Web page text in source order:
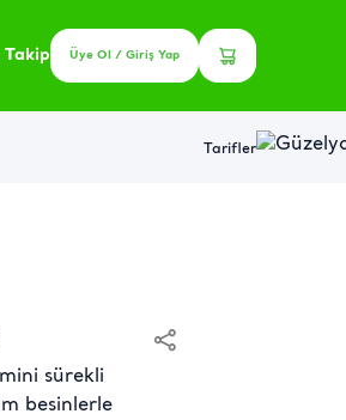
Takip Üye Ol / Giriş Yap
Tarifler
sürekli
besinlerle